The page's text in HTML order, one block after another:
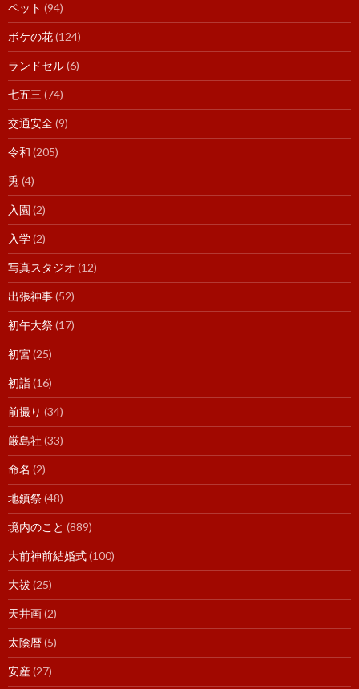
ペット (94)
ボケの花(124)
ランドセル(6)
七五三 (74)
交通安全(9)
令和 (205)
兎 (4)
入園 (2)
入学(2)
写真スタジオ (12)
出張神事(52)
初午大祭(17)
初宮(25)
初詣(16)
前撮り (34)
厳島社 (33)
命名 (2)
地鎮祭(48)
境内のこと (889)
大前神前結婚式(100)
大祓(25)
天井画(2)
太陰暦(5)
安産(27)